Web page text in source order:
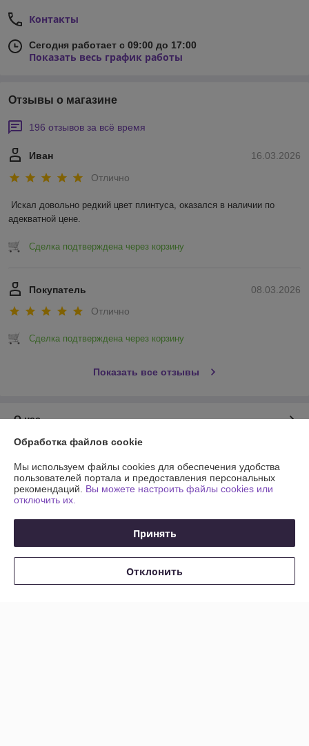
Контакты
Сегодня работает с 09:00 до 17:00
Показать весь график работы
Отзывы о магазине
196 отзывов за всё время
16.03.2026
Иван
Отлично
Искал довольно редкий цвет плинтуса, оказался в наличии по
адекватной цене.
Сделка подтверждена через корзину
08.03.2026
Покупатель
Отлично
Сделка подтверждена через корзину
Показать все отзывы
О нас
Доставка и оплата
Полная версия сайта
Политика обработки cookies
Обработка файлов cookie
Мы используем файлы cookies для обеспечения удобства
пользователей портала и предоставления персональных
рекомендаций. Вы можете настроить файлы cookies или
отключить их.
Принять
Отклонить